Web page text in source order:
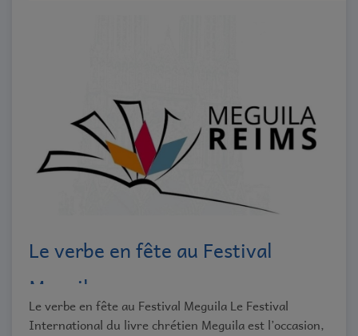
Le verbe en fête au Festival
Meguila
Le verbe en fête au Festival Meguila Le Festival
International du livre chrétien Meguila est l’occasion,